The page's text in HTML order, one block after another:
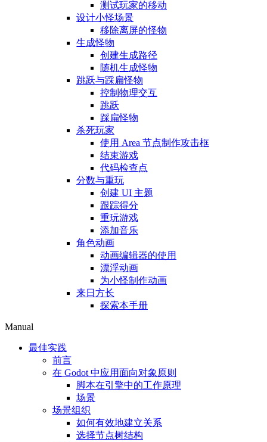
测试玩家的移动
设计小怪场景
移除离屏的怪物
生成怪物
创建生成路径
随机生成怪物
跳跃与踩扁怪物
控制物理交互
跳跃
踩扁怪物
杀死玩家
使用 Area 节点制作攻击框
结束游戏
代码检查点
分数与重玩
创建 UI 主题
跟踪得分
重玩游戏
添加音乐
角色动画
动画编辑器的使用
漂浮动画
为小怪制作动画
来日方长
探索本手册
Manual
最佳实践
前言
在 Godot 中应用面向对象原则
脚本在引擎中的工作原理
场景
场景组织
如何有效地建立关系
选择节点树结构